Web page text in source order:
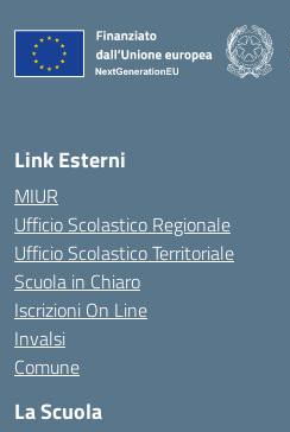
Link Esterni
MIUR
Ufficio Scolastico Regionale
Ufficio Scolastico Territoriale
Scuola in Chiaro
Iscrizioni On Line
Invalsi
Comune
La Scuola